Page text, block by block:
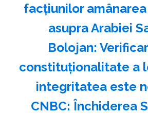
facţiunilor
asupra Arabiei
Bolojan:
constituţionalitate a
integritatea este
CNBC: Închiderea